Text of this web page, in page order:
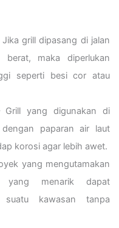
grill dipasang di jalan
maka diperlukan
seperti besi cor atau
Grill yang digunakan di
paparan air laut
korosi agar lebih awet.
yang mengutamakan
menarik dapat
suatu kawasan tanpa